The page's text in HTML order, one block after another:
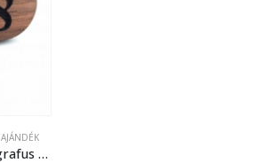
Diófa mandzsetta pár paragrafus jellel díszítve